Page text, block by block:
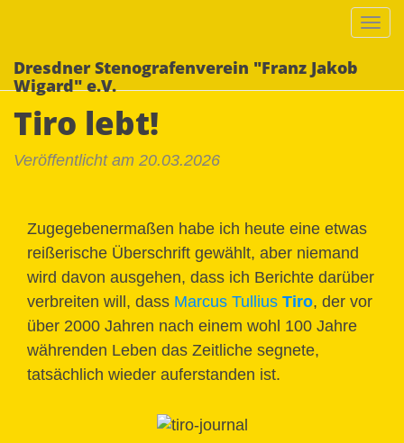
Dresdner Stenografenverein "Franz Jakob
Wigard" e.V.
Tiro lebt!
Veröffentlicht am 20.03.2026
Zugegebenermaßen habe ich heute eine etwas
reißerische Überschrift gewählt, aber niemand
wird davon ausgehen, dass ich Berichte darüber
verbreiten will, dass Marcus Tullius Tiro, der vor
über 2000 Jahren nach einem wohl 100 Jahre
währenden Leben das Zeitliche segnete,
tatsächlich wieder auferstanden ist.